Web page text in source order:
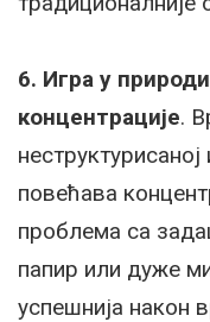
6. Игра у
концентрације.
повећава
проблема са
папир или дуже
успешнија након